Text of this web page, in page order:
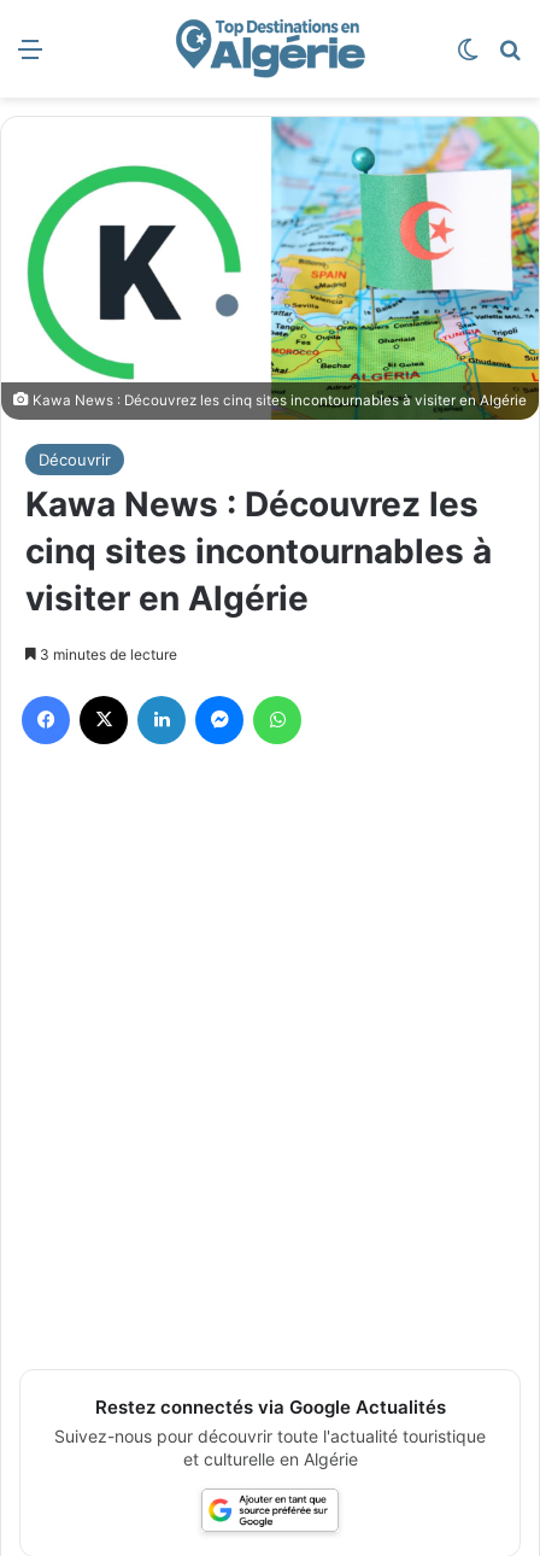
Kawa News : Découvrez les cinq sites incontournables à visiter en Algérie
Découvrir
Kawa News : Découvrez les
cinq sites incontournables à
visiter en Algérie
3 minutes de lecture
Restez connectés via Google Actualités
Suivez-nous pour découvrir toute l'actualité touristique
et culturelle en Algérie